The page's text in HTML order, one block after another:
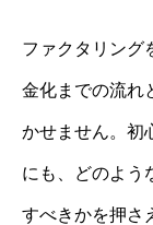
ファクタリング
金化までの流れ
かせません。初
にも、どのよう
すべきかを押さ